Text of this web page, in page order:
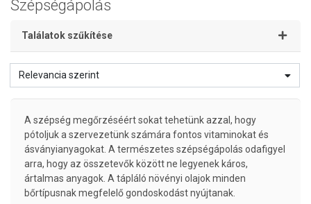
Szépségápolás
Találatok szűkítése
Relevancia szerint
A szépség megőrzéséért sokat tehetünk azzal, hogy
pótoljuk a szervezetünk számára fontos vitaminokat és
ásványianyagokat. A természetes szépségápolás odafigyel
arra, hogy az összetevők között ne legyenek káros,
ártalmas anyagok. A tápláló növényi olajok minden
bőrtípusnak megfelelő gondoskodást nyújtanak.